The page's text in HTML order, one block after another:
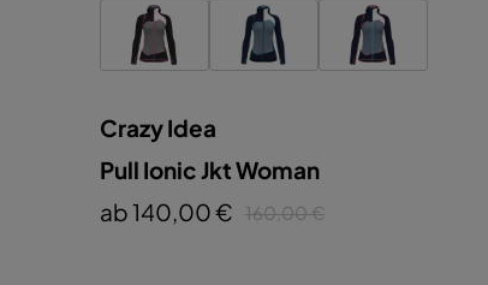
Crazy Idea
Pull Ionic Jkt Woman
ab 140,00 € 160,00 €